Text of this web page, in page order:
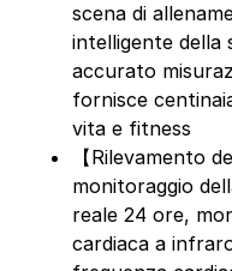
scena di
intelligente della
accurato
fornisce
vita e fitness
【Rilevamento
monitoraggio
reale 24 ore,
cardiaca a